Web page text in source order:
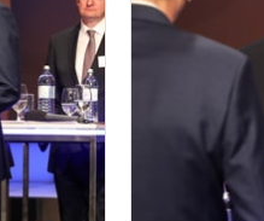
der Dienste gesammelt haben.